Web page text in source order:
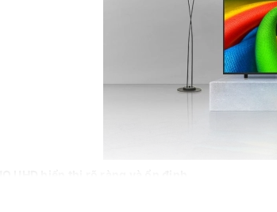
sử dụng công nghệ 4K NANO UHD